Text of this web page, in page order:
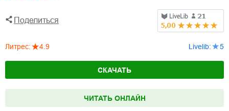
Поделиться
Литрес: 4.9 Livelib: 5
СКАЧАТЬ
ЧИТАТЬ ОНЛАЙН